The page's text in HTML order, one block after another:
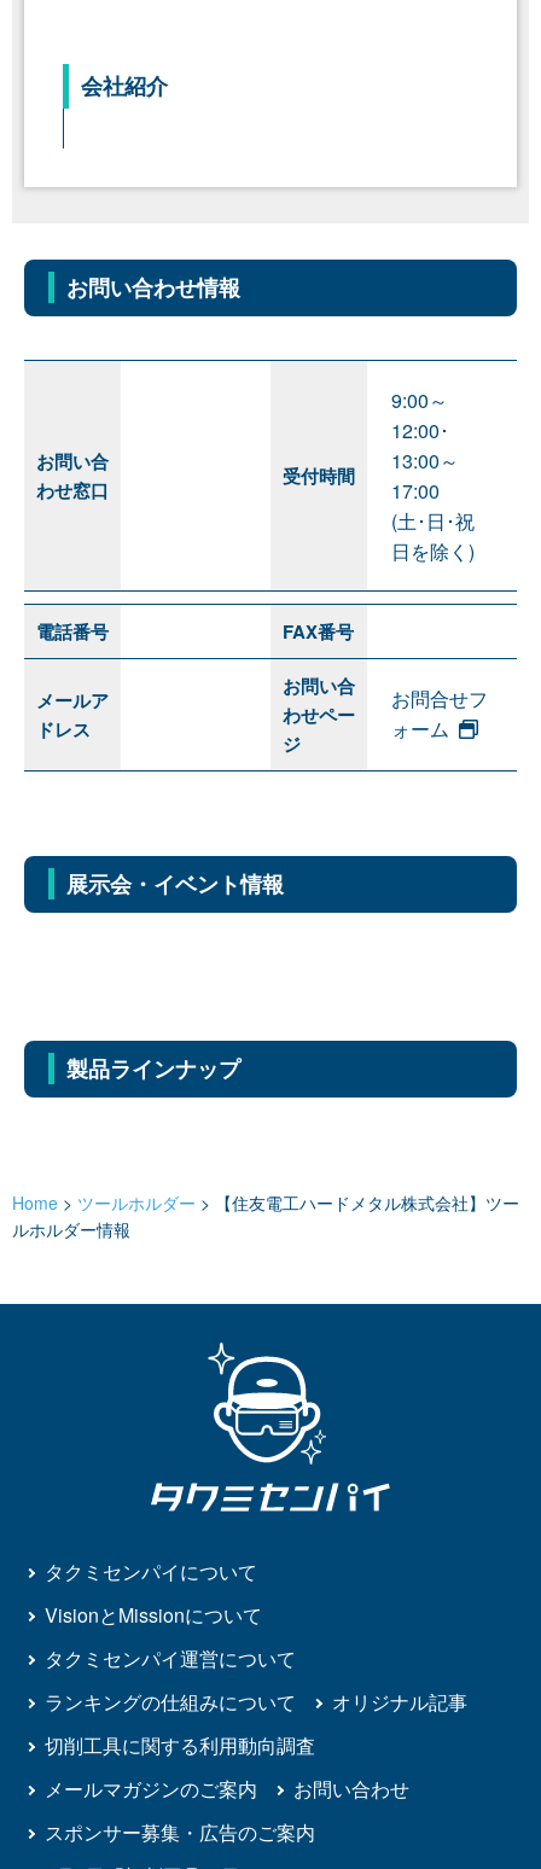
会社紹介
お問い合わせ情報
お問い合
わせ窓口
受付時間
9:00～
12:00･
13:00～
17:00
(土･日･祝
日を除く)
電話番号 FAX番号
メールア
ドレス
お問い合
わせペー
ジ
お問合せフ
ォーム
展示会・イベント情報
製品ラインナップ
Home > ツールホルダー >
【住友電工ハードメタル株式会社】ツー
ルホルダー情報
タクミセンパイについて
VisionとMissionについて
タクミセンパイ運営について
ランキングの仕組みについて
オリジナル記事
切削工具に関する利用動向調査
メールマガジンのご案内
お問い合わせ
スポンサー募集・広告のご案内